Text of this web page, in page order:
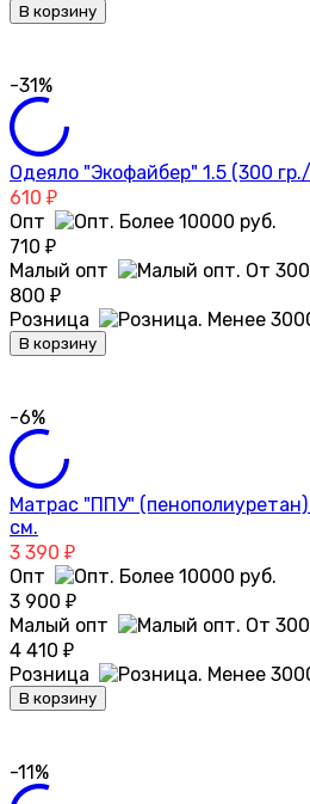
В корзину
-31%
Одеяло "Экофайбер" 1.5 (300
610 ₽
Опт
710 ₽
Малый опт
800 ₽
Розница
В корзину
-6%
Матрас "ППУ"
см.
3 390 ₽
Опт
3 900 ₽
Малый опт
4 410 ₽
Розница
В корзину
-11%